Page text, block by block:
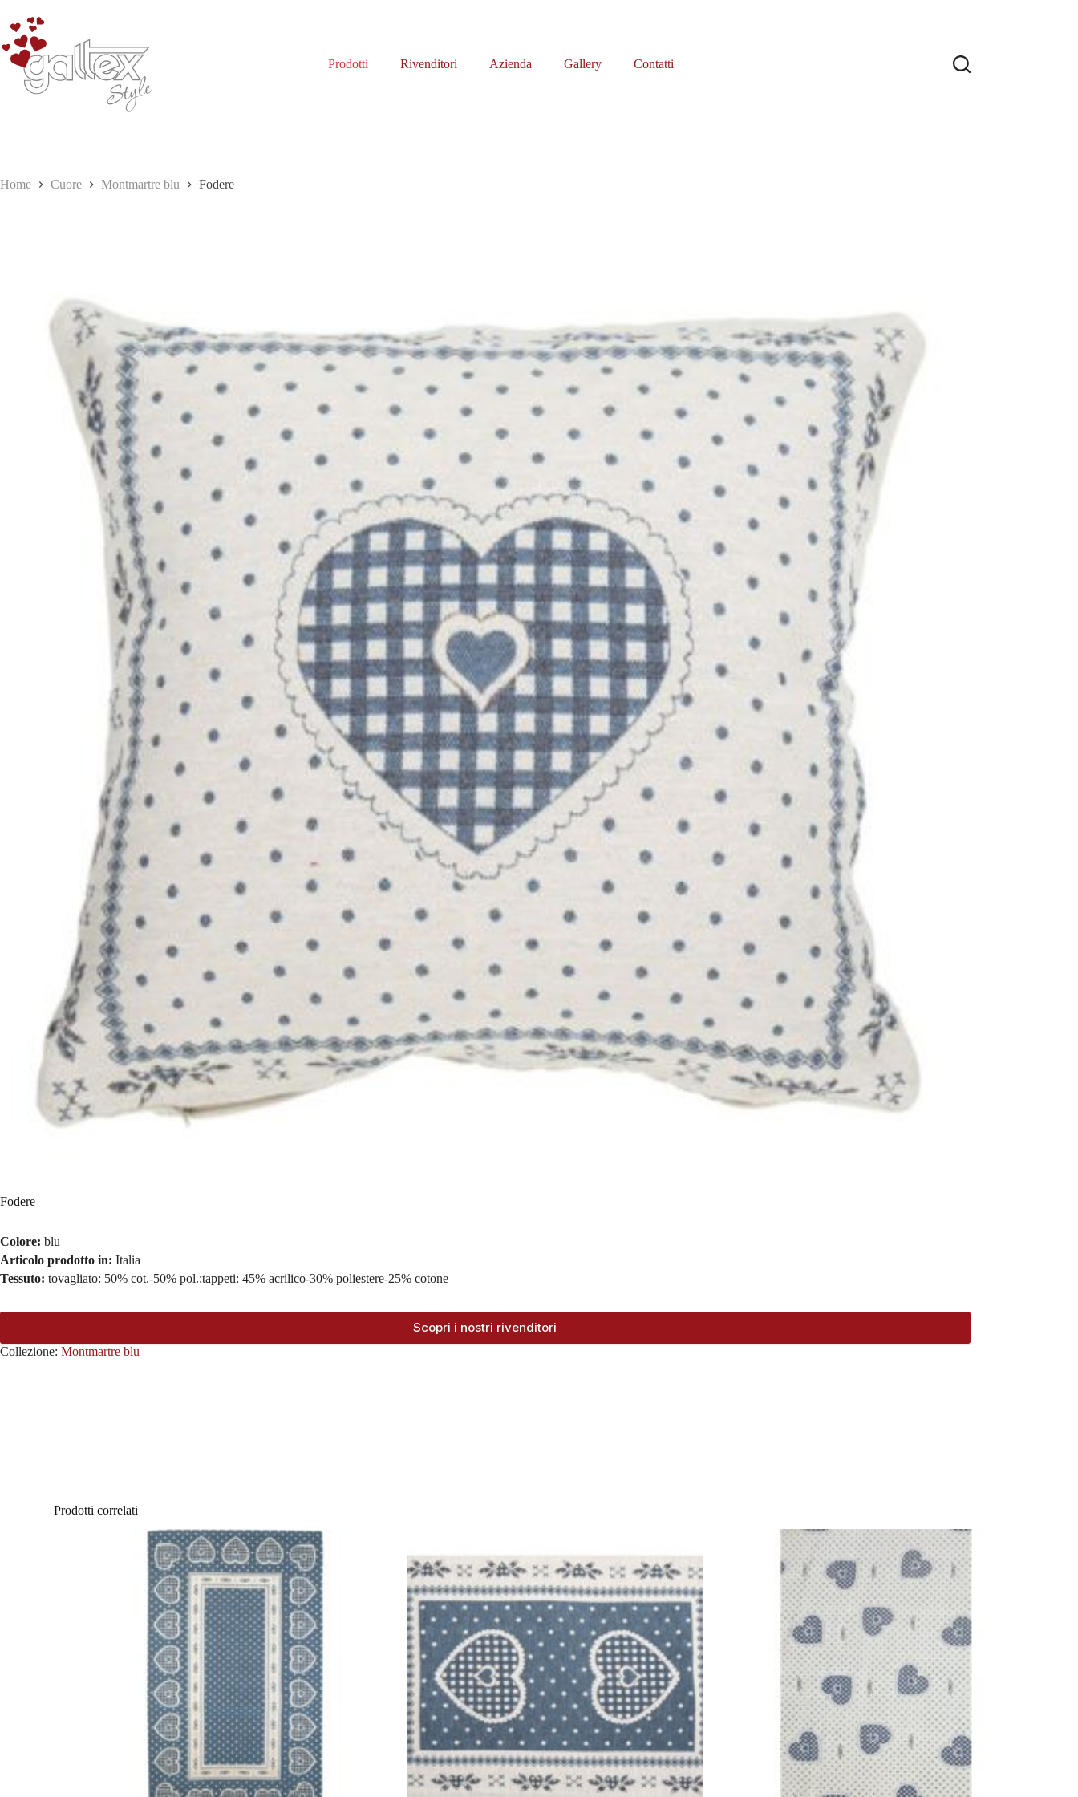
contenuto
Prodotti Rivenditori Azienda Gallery Contatti
Home Cuore Montmartre blu Fodere
Fodere
Colore: blu
Articolo prodotto in: Italia
Tessuto: tovagliato: 50% cot.-50% pol.;tappeti: 45% acrilico-30% poliestere-25% cotone
Scopri i nostri rivenditori
Collezione: Montmartre blu
Prodotti correlati